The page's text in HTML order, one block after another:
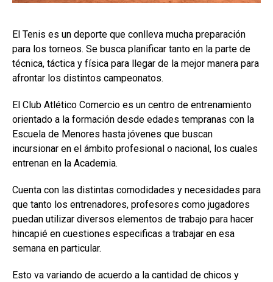
El Tenis es un deporte que conlleva mucha preparación
para los torneos. Se busca planificar tanto en la parte de
técnica, táctica y física para llegar de la mejor manera para
afrontar los distintos campeonatos.
El Club Atlético Comercio es un centro de entrenamiento
orientado a la formación desde edades tempranas con la
Escuela de Menores hasta jóvenes que buscan
incursionar en el ámbito profesional o nacional, los cuales
entrenan en la Academia.
Cuenta con las distintas comodidades y necesidades para
que tanto los entrenadores, profesores como jugadores
puedan utilizar diversos elementos de trabajo para hacer
hincapié en cuestiones especificas a trabajar en esa
semana en particular.
Esto va variando de acuerdo a la cantidad de chicos y